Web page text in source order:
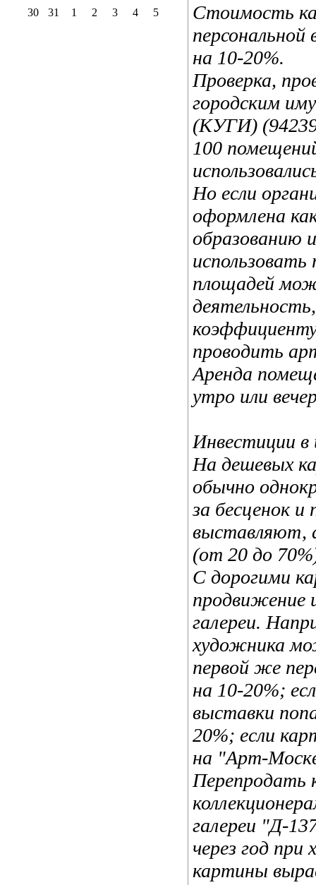
Стоимость
на 10-20%.
Проверка,
городским
(КУГИ)
100
Но если
оформлена
образованию
площадей
проводить
Аренда
утро или
Инвестиции в
На дешевых
обычно
за бесценок
выставляют,
(от 20 до
С дорогими
продвижение
галереи.
художника
первой же
на 10-20%;
выставки
20%; если
на "Арт-
галереи "Д-
через год
картины
30
31 1 2 3 4 5